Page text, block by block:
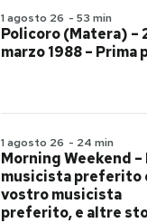
1 agosto 26 - 53 min
Policoro (Matera) –
marzo 1988 – Prima
1 agosto 26 - 24 min
Morning Weekend –
musicista preferito
vostro musicista
preferito, e altre